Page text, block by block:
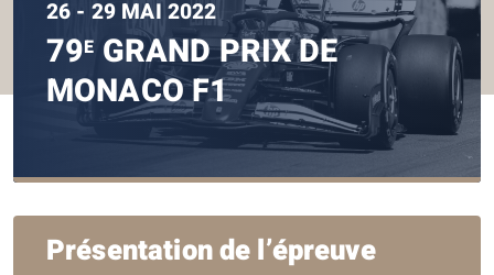
26 - 29 MAI 2022
79E GRAND PRIX DE
MONACO F1
Présentation de l’épreuve